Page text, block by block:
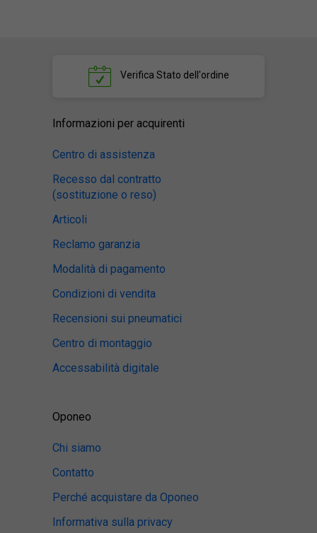
Verifica Stato dell'ordine
Informazioni per acquirenti
Centro di assistenza
Recesso dal contratto
(sostituzione o reso)
Articoli
Reclamo garanzia
Modalità di pagamento
Condizioni di vendita
Recensioni sui pneumatici
Centro di montaggio
Accessabilità digitale
Oponeo
Chi siamo
Contatto
Perché acquistare da Oponeo
Informativa sulla privacy